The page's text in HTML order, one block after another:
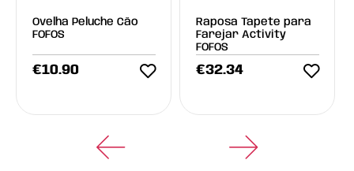
Ovelha Peluche Cão
FOFOS
€10.90
Raposa Tapete para
Farejar Activity
FOFOS
€32.34